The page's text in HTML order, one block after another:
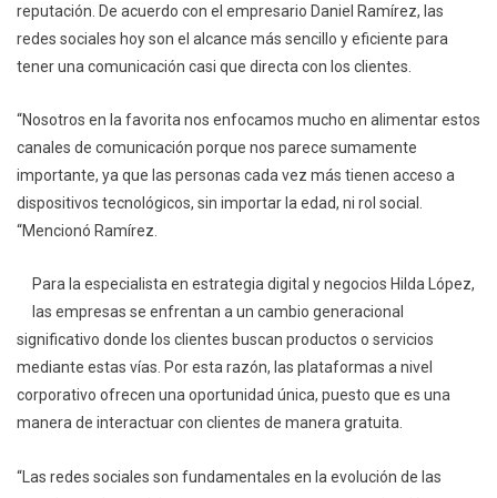
reputación. De acuerdo con el empresario Daniel Ramírez, las
redes sociales hoy son el alcance más sencillo y eficiente para
tener una comunicación casi que directa con los clientes.
“Nosotros en la favorita nos enfocamos mucho en alimentar estos
canales de comunicación porque nos parece sumamente
importante, ya que las personas cada vez más tienen acceso a
dispositivos tecnológicos, sin importar la edad, ni rol social.
“Mencionó Ramírez.
Para la especialista en estrategia digital y negocios Hilda López,
las empresas se enfrentan a un cambio generacional
significativo donde los clientes buscan productos o servicios
mediante estas vías. Por esta razón, las plataformas a nivel
corporativo ofrecen una oportunidad única, puesto que es una
manera de interactuar con clientes de manera gratuita.
“Las redes sociales son fundamentales en la evolución de las